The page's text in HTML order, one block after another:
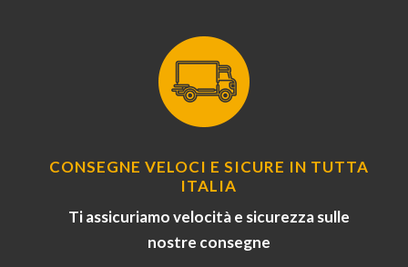
CONSEGNE VELOCI E SICURE IN TUTTA
ITALIA
Ti assicuriamo velocità e sicurezza sulle
nostre consegne